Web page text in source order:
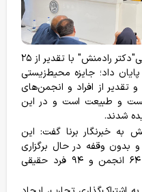
محیط زیست
هفتمین دوره جایزه ملی محیط زیستی"دکتر رادمنش" با تقدیر از ۲۵
خود پایان داد؛ جایزه محیط‌زیستی
تقدیر از افراد و انجمن‌های
و طبیعت است و در این
به خبرنگار برنا گفت: این
کار کرده و بدون وقفه در حال برگزاری
است که در مجموع هفت دوره از ۶۴ انجمن و ۹۴ فرد حقیقی